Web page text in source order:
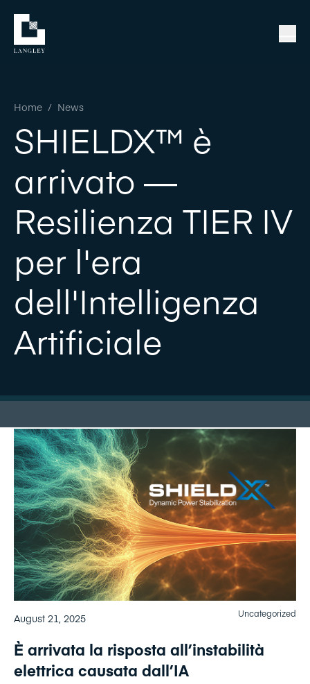
Home / News
SHIELDX™ è
arrivato —
Resilienza TIER IV
per l'era
dell'Intelligenza
Artificiale
August 21, 2025 Uncategorized
È arrivata la risposta all’instabilità
elettrica causata dall’IA